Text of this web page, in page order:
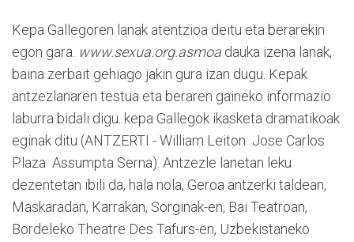
Kepa Gallegoren lanak atentzioa deitu eta berarekin
egon gara. www.sexua.org.asmoa dauka izena lanak,
baina zerbait gehiago jakin gura izan dugu. Kepak
antzezlanaren testua eta beraren gaineko informazio
laburra bidali digu. kepa Gallegok ikasketa dramatikoak
eginak ditu (ANTZERTI - William Leiton  Jose Carlos
Plaza  Assumpta Serna). Antzezle lanetan leku
dezentetan ibili da, hala nola, Geroa antzerki taldean,
Maskaradan, Karrakan, Sorginak-en, Bai Teatroan,
Bordeleko Theatre Des Tafurs-en, Uzbekistaneko